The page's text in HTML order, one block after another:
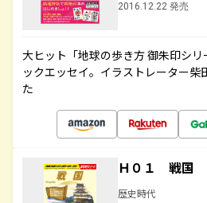
2016.12.22 発売
大ヒット「地球の歩き方 御朱印シ
ックエッセイ。イラストレーター柴
た
Ｈ０１ 戦国
歴史時代